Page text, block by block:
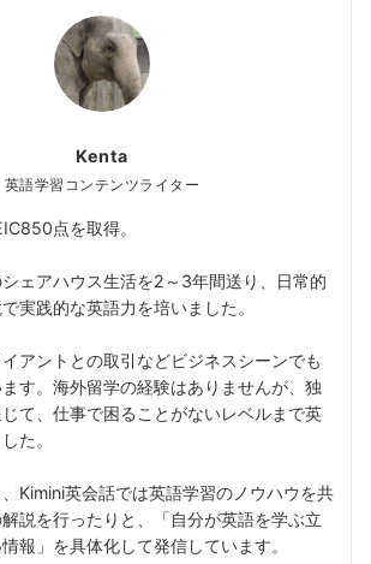
Kenta
英語学習コンテンツライター
点を取得。
ェアハウス生活を2～3年間送り、日常的
実践的な英語力を培いました。
アントとの取引などビジネスシーンでも
す。海外留学の経験はありませんが、独
て、仕事で困ることがないレベルまで英
た。
Kimini英会話では英語学習のノウハウを共
説を行ったりと、「自分が英語を学ぶ立
報」を具体化して発信しています。